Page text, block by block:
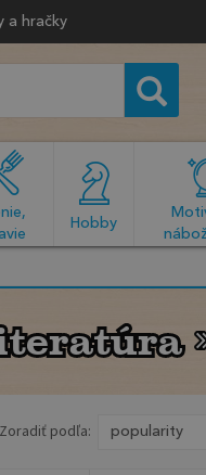
a hračky
Hobby
Zoradiť podľa: